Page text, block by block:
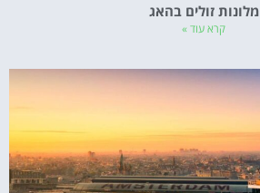
מלונות זולים בהאג
קרא עוד »